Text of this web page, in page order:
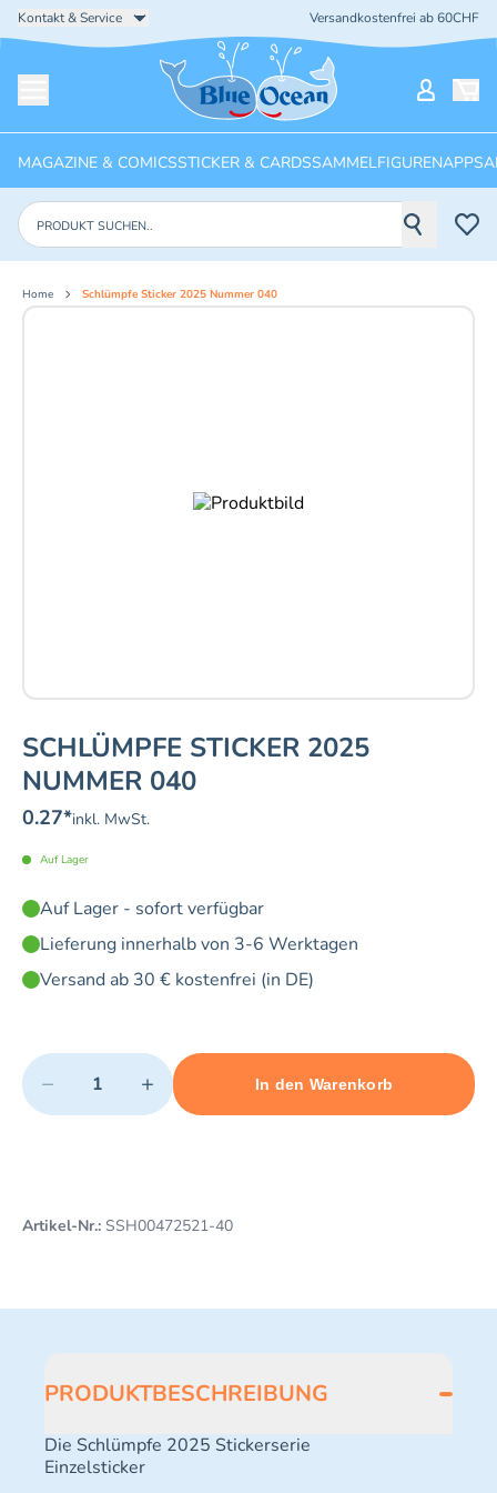
Kontakt & Service Versandkostenfrei ab 60CHF
Startseite
MAGAZINE & COMICSSTICKER & CARDSSAMMELFIGURENAPPS
Produkte suchen
Home Schlümpfe Sticker 2025 Nummer 040
SCHLÜMPFE STICKER 2025
NUMMER 040
0.27*inkl. MwSt.
Auf Lager
Auf Lager - sofort verfügbar
Lieferung innerhalb von 3-6 Werktagen
Versand ab 30 € kostenfrei (in DE)
Quantity
− +
Minimum quantity: 1 Maximum quantity: 3
In den Warenkorb
Add 1 item to cart
Artikel-Nr.: SSH00472521-40
PRODUKTBESCHREIBUNG
Die Schlümpfe 2025 Stickerserie
Einzelsticker